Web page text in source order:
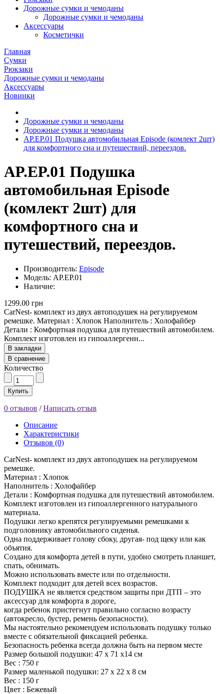
Дорожные сумки и чемоданы
Дорожные сумки и чемоданы
Аксессуары
Косметички
Главная
Сумки
Рюкзаки
Дорожные сумки и чемоданы
Аксессуары
Новинки
Дорожные сумки и чемоданы
Дорожные сумки и чемоданы
AP.EP.01 Подушка автомобильная Episode (комлект 2шт)
для комфортного сна и путешествий, переездов.
AP.EP.01 Подушка
автомобильная Episode
(комлект 2шт) для
комфортного сна и
путешествий, переездов.
Производитель: Episode
Модель: AP.EP.01
Наличие:
1299.00 грн
CarNest- комплект из двух автоподушек на регулируемом
ремешке. Материал : Хлопок Наполнитель : Холофайбер
Детали : Комфортная подушка для путешествий автомобилем.
Комплект изготовлен из гипоаллергенн...
В закладки
В сравнение
Количество
Купить
0 отзывов /Написать отзыв
Описание
Характеристики
Отзывов (0)
CarNest- комплект из двух автоподушек на регулируемом
ремешке.
Материал : Хлопок
Наполнитель : Холофайбер
Детали : Комфортная подушка для путешествий автомобилем.
Комплект изготовлен из гипоаллергенного натурального
материала.
Подушки легко крепятся регулируемыми ремешками к
подголовнику автомобильного сиденья.
Одна поддерживает голову сбоку, другая- под щеку или как
объятия.
Создано для комфорта детей в пути, удобно смотреть планшет,
спать, обнимать.
Можно использовать вместе или по отдельности.
Комплект подходит для детей всех возрастов.
ПОДУШКА не является средством защиты при ДТП – это
аксессуар для комфорта в дороге,
когда ребенок пристегнут правильно согласно возрасту
(автокресло, бустер, ремень безопасности).
Мы настоятельно рекомендуем использовать подушку только
вместе с обязательной фиксацией ребенка.
Безопасность ребенка всегда должна быть на первом месте
Размер большой подушки: 47 х 71 х14 см
Вес : 750 г
Размер маленькой подушки: 27 х 22 х 8 см
Вес : 150 г
Цвет : Бежевый